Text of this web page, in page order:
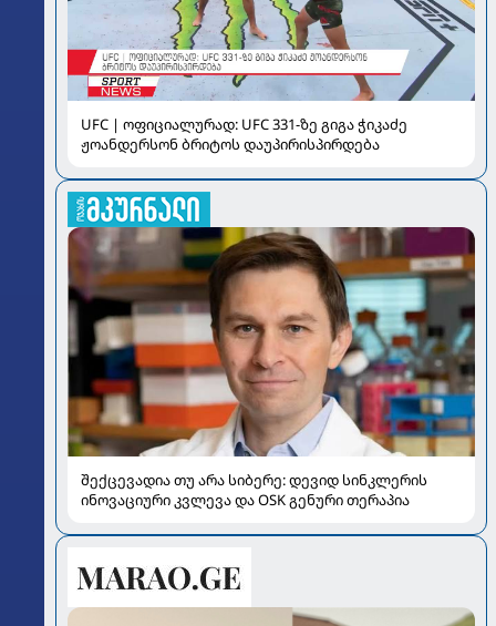
UFC | ოფიციალურად: UFC 331-ზე გიგა ჭიკაძე
ჟოანდერსონ ბრიტოს დაუპირისპირდება
შექცევადია თუ არა სიბერე: დევიდ სინკლერის
ინოვაციური კვლევა და OSK გენური თერაპია